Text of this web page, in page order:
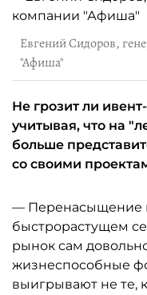
Евгений Сидоров,
"Афиша"
Не грозит ли
учитывая, что на
больше
со своими
— Перенасыщение
быстрорастущем
рынок сам
жизнеспособные
выигрывают не те,